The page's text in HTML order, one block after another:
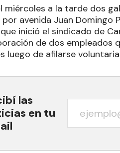
miércoles a la tarde dos
avenida Juan Domingo
inició el sindicado de
de dos empleados
luego de afilarse
las
en tu